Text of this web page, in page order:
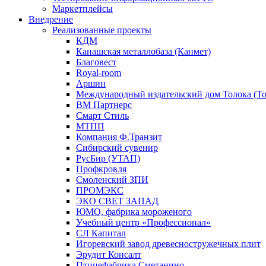
Маркетплейсы
Внедрение
Реализованные проекты
КДМ
Канашская металлобаза (Канмет)
Благовест
Royal-room
Аршин
Международный издательский дом Толока
ВМ Партнерс
Смарт Стиль
МТПП
Компания Ф.Транзит
Сибирский сувенир
РусБир (УТАП)
Профкровля
Смоленский ЗПИ
ПРОМЭКС
ЭКО СВЕТ ЗАПАД
ЮМО, фабрика мороженого
Учебный центр «Профессионал»
СЛ Капитал
Игоревский завод древесностружечных плит
Эрудит Консалт